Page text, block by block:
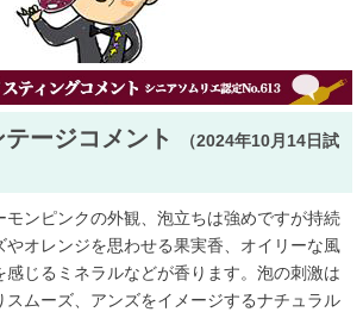
ージコメント
（2024年10月14日試
モンピンクの外観、泡立ちは強めですが持続
やオレンジを思わせる果実香、オイリーな風
じるミネラルなどが香ります。泡の刺激は
スムーズ、アンズをイメージするナチュラル